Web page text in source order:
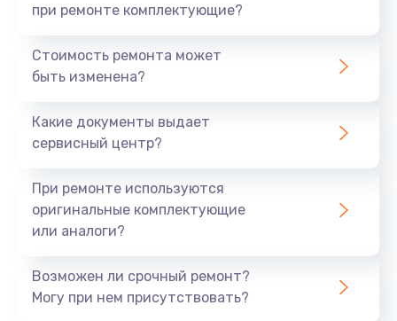
при ремонте комплектующие?
Стоимость ремонта может
быть изменена?
Какие документы выдает
сервисный центр?
При ремонте используются
оригинальные комплектующие
или аналоги?
Возможен ли срочный ремонт?
Могу при нем присутствовать?